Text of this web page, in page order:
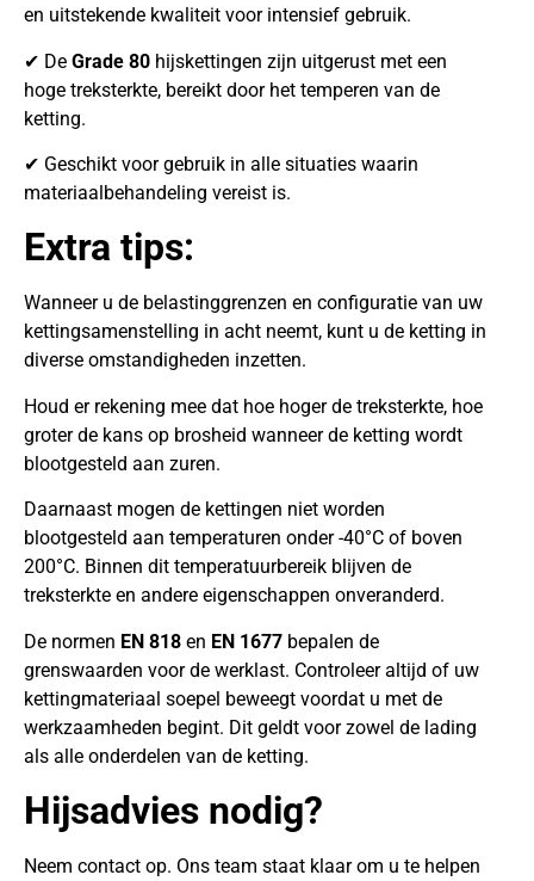
en uitstekende kwaliteit voor intensief gebruik.
✔ De Grade 80 hijskettingen zijn uitgerust met een
hoge treksterkte, bereikt door het temperen van de
ketting.
✔ Geschikt voor gebruik in alle situaties waarin
materiaalbehandeling vereist is.
Extra tips:
Wanneer u de belastinggrenzen en configuratie van uw
kettingsamenstelling in acht neemt, kunt u de ketting in
diverse omstandigheden inzetten.
Houd er rekening mee dat hoe hoger de treksterkte, hoe
groter de kans op brosheid wanneer de ketting wordt
blootgesteld aan zuren.
Daarnaast mogen de kettingen niet worden
blootgesteld aan temperaturen onder -40°C of boven
200°C. Binnen dit temperatuurbereik blijven de
treksterkte en andere eigenschappen onveranderd.
De normen EN 818 en EN 1677 bepalen de
grenswaarden voor de werklast. Controleer altijd of uw
kettingmateriaal soepel beweegt voordat u met de
werkzaamheden begint. Dit geldt voor zowel de lading
als alle onderdelen van de ketting.
Hijsadvies nodig?
Neem contact op. Ons team staat klaar om u te helpen